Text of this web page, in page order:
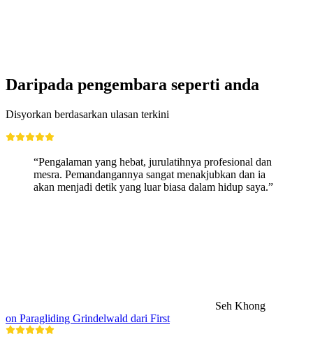
Daripada pengembara seperti anda
Disyorkan berdasarkan ulasan terkini
“Pengalaman yang hebat, jurulatihnya profesional dan
mesra. Pemandangannya sangat menakjubkan dan ia
akan menjadi detik yang luar biasa dalam hidup saya.”
Seh Khong
on Paragliding Grindelwald dari First